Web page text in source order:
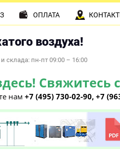
воздуха!
склада: пн-пт 09:00 – 16:00
Свяжитесь
нам +7 (495) 730-02-90, +7
ОПЛАТА